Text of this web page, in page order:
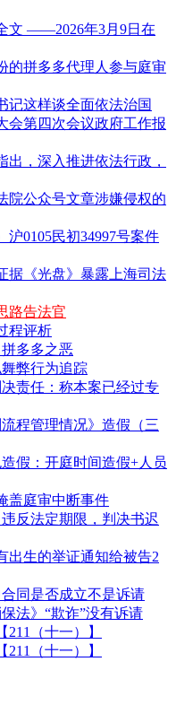
文 ——2026年3月9日在
的拼多多代理人参与庭审
记这样谈全面依法治国
会第四次会议政府工作报
，深入推进依法行政，
院公众号文章涉嫌侵权的
沪0105民初34997号案件
据《光盘》暴露上海司法
路告法官
程评析
多多之恶
弊行为追踪
责任：称本案已经过专
程管理情况》造假（三
假：开庭时间造假+人员
盖庭审中断事件
反法定期限，判决书迟
出生的举证通知给被告2
同是否成立不是诉请
法》“欺诈”没有诉请
（十一）】
（十一）】